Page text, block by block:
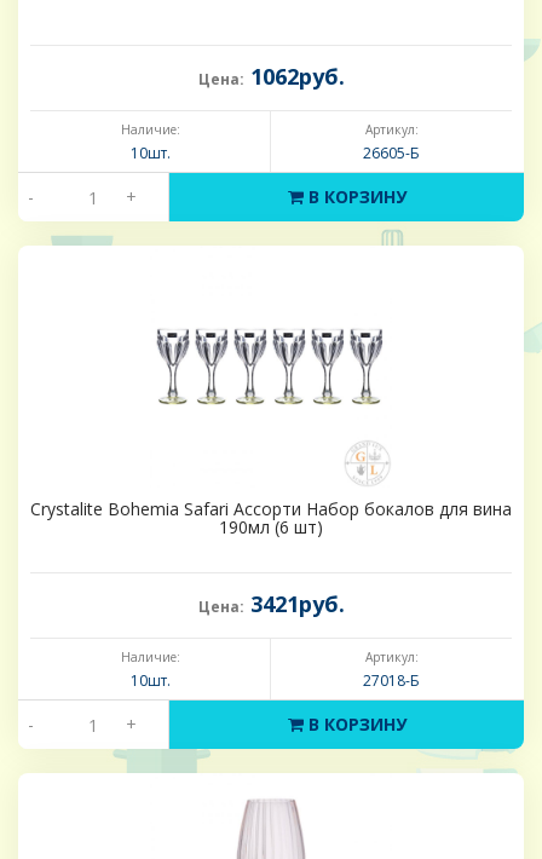
Цена: 1062руб.
Наличие:
10шт.
Артикул:
26605-Б
- + В КОРЗИНУ
Crystalite Bohemia Safari Ассорти Набор бокалов для вина
190мл (6 шт)
Цена: 3421руб.
Наличие:
10шт.
Артикул:
27018-Б
- + В КОРЗИНУ